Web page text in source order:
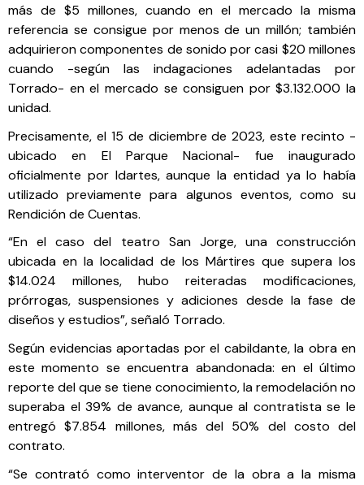
más de $5 millones, cuando en el mercado la misma
referencia se consigue por menos de un millón; también
adquirieron componentes de sonido por casi $20 millones
cuando -según las indagaciones adelantadas por
Torrado- en el mercado se consiguen por $3.132.000 la
unidad.
Precisamente, el 15 de diciembre de 2023, este recinto -
ubicado en El Parque Nacional- fue inaugurado
oficialmente por Idartes, aunque la entidad ya lo había
utilizado previamente para algunos eventos, como su
Rendición de Cuentas.
“En el caso del teatro San Jorge, una construcción
ubicada en la localidad de los Mártires que supera los
$14.024 millones, hubo reiteradas modificaciones,
prórrogas, suspensiones y adiciones desde la fase de
diseños y estudios”, señaló Torrado.
Según evidencias aportadas por el cabildante, la obra en
este momento se encuentra abandonada: en el último
reporte del que se tiene conocimiento, la remodelación no
superaba el 39% de avance, aunque al contratista se le
entregó $7.854 millones, más del 50% del costo del
contrato.
“Se contrató como interventor de la obra a la misma